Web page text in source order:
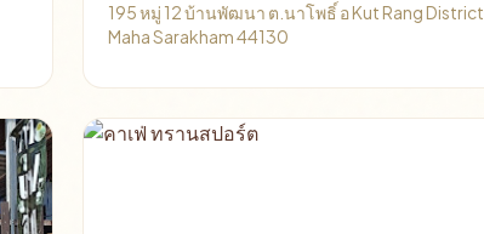
195 หมู่ 12 บ้านพัฒนา ต.นาโพธิ์ อ Kut Rang District,
Maha Sarakham 44130